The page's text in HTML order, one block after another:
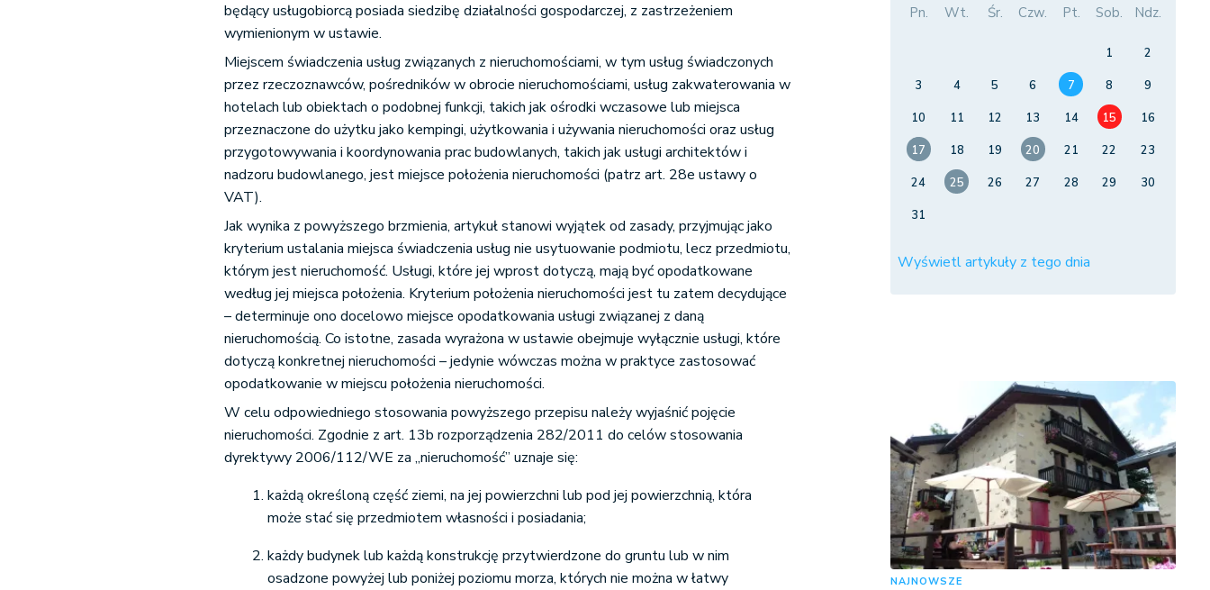
będący usługobiorcą posiada siedzibę działalności gospodarczej, z zastrzeżeniem
wymienionym w ustawie.
Miejscem świadczenia usług związanych z nieruchomościami, w tym usług świadczonych
przez rzeczoznawców, pośredników w obrocie nieruchomościami, usług zakwaterowania w
hotelach lub obiektach o podobnej funkcji, takich jak ośrodki wczasowe lub miejsca
przeznaczone do użytku jako kempingi, użytkowania i używania nieruchomości oraz usług
przygotowywania i koordynowania prac budowlanych, takich jak usługi architektów i
nadzoru budowlanego, jest miejsce położenia nieruchomości (patrz art. 28e ustawy o
VAT).
Jak wynika z powyższego brzmienia, artykuł stanowi wyjątek od zasady, przyjmując jako
kryterium ustalania miejsca świadczenia usług nie usytuowanie podmiotu, lecz przedmiotu,
którym jest nieruchomość. Usługi, które jej wprost dotyczą, mają być opodatkowane
według jej miejsca położenia. Kryterium położenia nieruchomości jest tu zatem decydujące
– determinuje ono docelowo miejsce opodatkowania usługi związanej z daną
nieruchomością. Co istotne, zasada wyrażona w ustawie obejmuje wyłącznie usługi, które
dotyczą konkretnej nieruchomości – jedynie wówczas można w praktyce zastosować
opodatkowanie w miejscu położenia nieruchomości.
W celu odpowiedniego stosowania powyższego przepisu należy wyjaśnić pojęcie
nieruchomości. Zgodnie z art. 13b rozporządzenia 282/2011 do celów stosowania
dyrektywy 2006/112/WE za „nieruchomość” uznaje się:
każdą określoną część ziemi, na jej powierzchni lub pod jej powierzchnią, która
może stać się przedmiotem własności i posiadania;
każdy budynek lub każdą konstrukcję przytwierdzone do gruntu lub w nim
osadzone powyżej lub poniżej poziomu morza, których nie można w łatwy
Pn. Wt. Śr. Czw. Pt. Sob. Ndz.
1
2
3
4 5 6 7 8
9
10
11 12 13 14 15
16
17
18 19 20 21 22
23
24
25 26 27 28 29
30
31
Wyświetl artykuły z tego dnia
NAJNOWSZE